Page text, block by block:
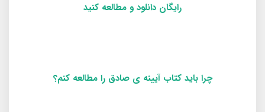
رایگان دانلود و مطالعه کنید
چرا باید کتاب آیینه ی صادق را مطالعه کنم؟